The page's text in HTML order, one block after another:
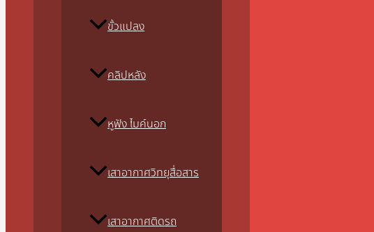
ขั้วแปลง
คลิปหลัง
หูฟัง ไมค์นอก
เสาอากาศวิทยุสื่อสาร
เสาอากาศติดรถ